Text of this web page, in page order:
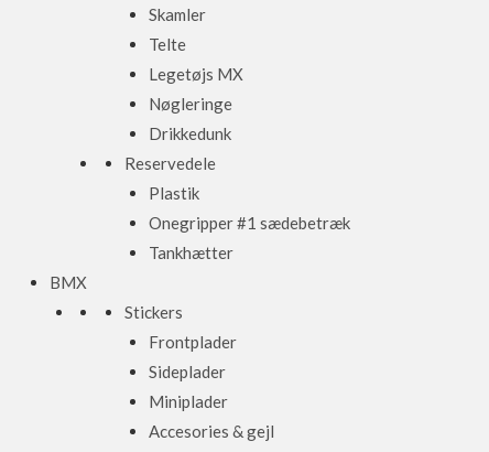
Skamler
Telte
Legetøjs MX
Nøgleringe
Drikkedunk
Reservedele
Plastik
Onegripper #1 sædebetræk
Tankhætter
BMX
Stickers
Frontplader
Sideplader
Miniplader
Accesories & gejl